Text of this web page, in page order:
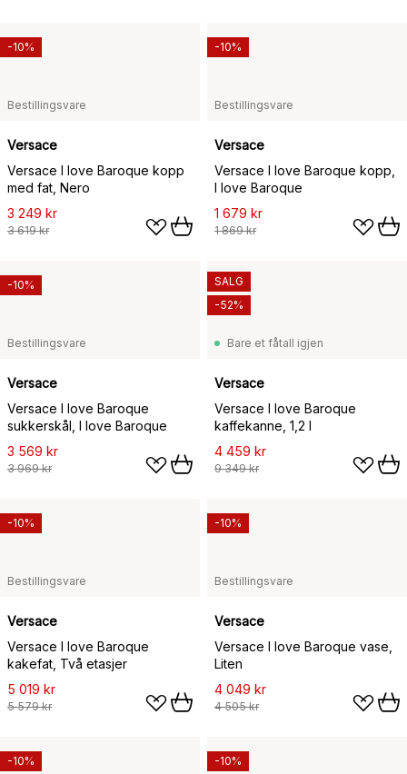
Bestillingsvare
Versace
Versace I love Baroque kopp
med fat, Nero
3 249 kr
3 619 kr
-10%
Bestillingsvare
Versace
Versace I love Baroque kopp,
I love Baroque
1 679 kr
1 869 kr
-10%
Bestillingsvare
Versace
Versace I love Baroque
sukkerskål, I love Baroque
3 569 kr
3 969 kr
-10%
Bare et fåtall igjen
Versace
Versace I love Baroque
kaffekanne, 1,2 l
4 459 kr
9 349 kr
SALG
-52%
Bestillingsvare
Versace
Versace I love Baroque
kakefat, Två etasjer
5 019 kr
5 579 kr
-10%
Bestillingsvare
Versace
Versace I love Baroque vase,
Liten
4 049 kr
4 505 kr
-10%
-10% -10%